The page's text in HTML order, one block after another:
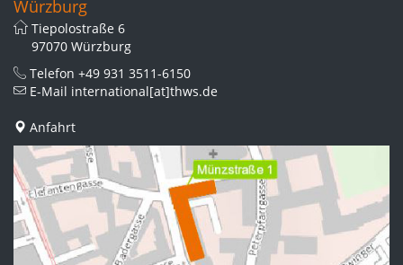
Würzburg
Tiepolostraße 6
97070 Würzburg
Telefon +49 931 3511-6150
E-Mail international[at]thws.de
Anfahrt